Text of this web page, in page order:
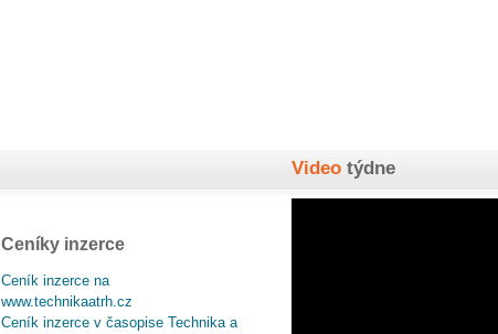
Ceníky inzerce
Ceník inzerce na
www.technikaatrh.cz
Ceník inzerce v časopise Technika a
Video týdne